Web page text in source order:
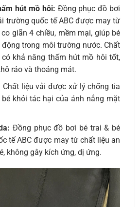
hút mồ hôi: Đồng phục đồ bơi
trường quốc tế ABC được may từ
giãn 4 chiều, mềm mại, giúp bé
trong môi trường nước. Chất
có khả năng thấm hút mồ hôi tốt,
ráo và thoáng mát.
Chất liệu vải được xử lý chống tia
bé khỏi tác hại của ánh nắng mặt
Đồng phục đồ bơi bé trai & bé
tế ABC được may từ chất liệu an
không gây kích ứng, dị ứng.